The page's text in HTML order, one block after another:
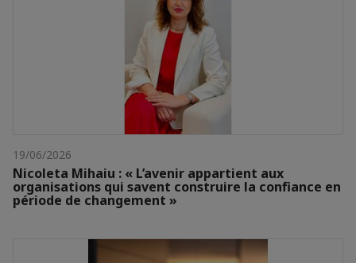
19/06/2026
Nicoleta Mihaiu : « L’avenir appartient aux
organisations qui savent construire la confiance en
période de changement »